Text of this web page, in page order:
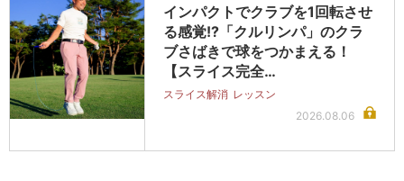
インパクトでクラブを1回転させ
る感覚!?「クルリンパ」のクラ
ブさばきで球をつかまえる！
【スライス完全…
スライス解消 レッスン
2026.08.06